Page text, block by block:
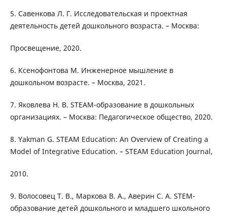
5. Савенкова Л. Г. Исследовательская и проектная
деятельность детей дошкольного возраста. – Москва:
Просвещение, 2020.
6. Ксенофонтова М. Инженерное мышление в
дошкольном возрасте. – Москва, 2021.
7. Яковлева Н. В. STEAM-образование в дошкольных
организациях. – Москва: Педагогическое общество, 2020.
8. Yakman G. STEAM Education: An Overview of Creating a
Model of Integrative Education. – STEAM Education Journal,
2010.
9. Волосовец Т. В., Маркова В. А., Аверин С. А. STEM-
образование детей дошкольного и младшего школьного